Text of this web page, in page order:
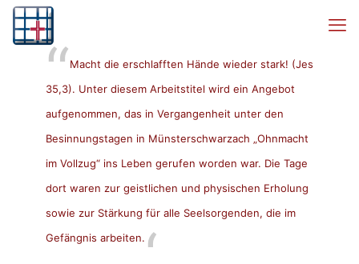
Macht die erschlafften Hände wieder stark! (Jes
35,3). Unter diesem Arbeitstitel wird ein Angebot
aufgenommen, das in Vergangenheit unter den
Besinnungstagen in Münsterschwarzach „Ohnmacht
im Vollzug“ ins Leben gerufen worden war. Die Tage
dort waren zur geistlichen und physischen Erholung
sowie zur Stärkung für alle Seelsorgenden, die im
Gefängnis arbeiten.